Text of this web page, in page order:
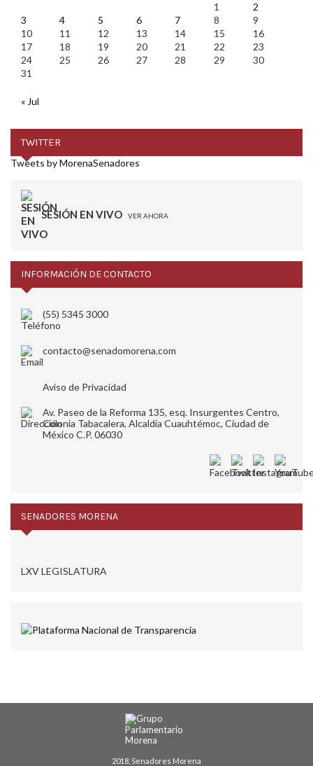
1
2
3
4 5 6 7 8
9
10
11 12 13 14 15
16
17
18 19 20 21 22
23
24
25 26 27 28 29
30
31
« Jul
TWITTER
Tweets by MorenaSenadores
SESIÓN EN VIVO VER AHORA
INFORMACIÓN DE CONTACTO
(55) 5345 3000
contacto@senadomorena.com
Aviso de Privacidad
Av. Paseo de la Reforma 135, esq. Insurgentes Centro,
Colonia Tabacalera, Alcaldía Cuauhtémoc, Ciudad de
México C.P. 06030
SENADORES MORENA
LXV LEGISLATURA
2018, Senadores Morena